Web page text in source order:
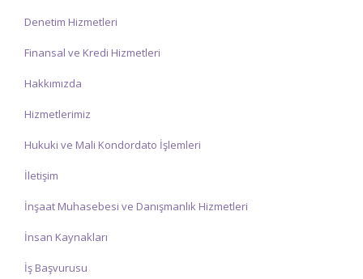
Denetim Hizmetleri
Finansal ve Kredi Hizmetleri
Hakkımızda
Hizmetlerimiz
Hukuki ve Mali Kondordato İşlemleri
İletişim
İnşaat Muhasebesi ve Danışmanlık Hizmetleri
İnsan Kaynakları
İş Başvurusu